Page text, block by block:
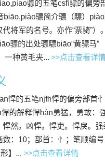
骠的五笔csfi骠的偏旁
biāo,piào骠简介骠（驃）
将军的名号。亦作“票骑”）
骠的出处骠驃biāo“黄骠马”
一种黄毛夹... >>点击查看详
悍的五笔njfh悍的偏旁部首
的解释悍hàn勇猛，勇敢：
然。凶悍。悍吏。悍戾。强
数：10；部首：忄；笔顺编
】... >>点击查看详情